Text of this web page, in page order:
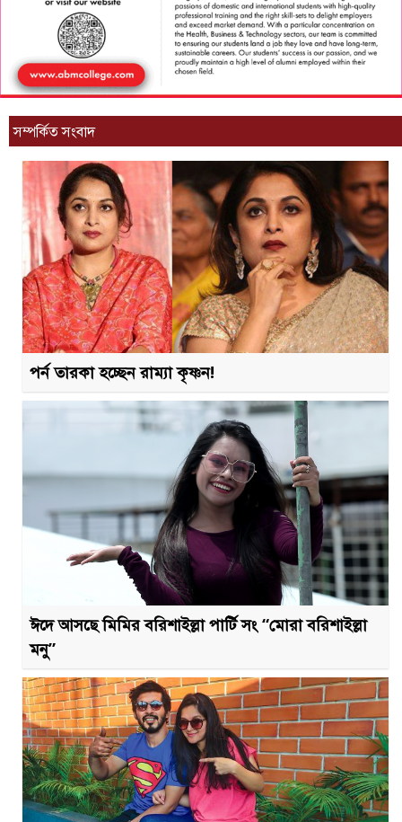
সম্পর্কিত সংবাদ
পর্ন তারকা হচ্ছেন রাম্যা কৃষ্ণন!
ঈদে আসছে মিমির বরিশাইল্লা পার্টি সং “মোরা বরিশাইল্লা
মনু”